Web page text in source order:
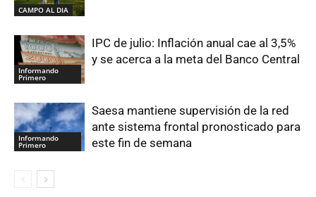
CAMPO AL DIA
Informando
Primero
IPC de julio: Inflación anual cae al 3,5%
y se acerca a la meta del Banco Central
Informando
Primero
Saesa mantiene supervisión de la red
ante sistema frontal pronosticado para
este fin de semana